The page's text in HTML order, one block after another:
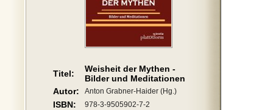
Titel:
Weisheit der Mythen -
Bilder und Meditationen
Autor:
Anton Grabner-Haider (Hg.)
ISBN: 978-3-9505902-7-2